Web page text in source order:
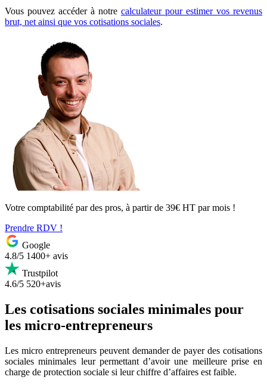
Vous pouvez accéder à notre calculateur pour estimer vos revenus
brut, net ainsi que vos cotisations sociales.
Votre comptabilité par des pros, à partir de 39€ HT par mois !
Prendre RDV !
Google
4.8/5 1400+ avis
Trustpilot
4.6/5 520+avis
Les cotisations sociales minimales pour
les micro-entrepreneurs
Les micro entrepreneurs peuvent demander de payer des cotisations
sociales minimales leur permettant d’avoir une meilleure prise en
charge de protection sociale si leur chiffre d’affaires est faible.